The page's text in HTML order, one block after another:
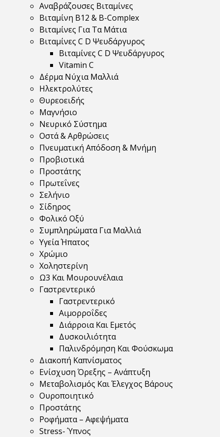
Αναβράζουσες Βιταμίνες
Βιταμίνη B12 & Β-Complex
Βιταμίνες Για Τα Μάτια
Βιταμίνες C D Ψευδάργυρος
Βιταμίνες C D Ψευδάργυρος
Vitamin C
Δέρμα Νύχια Μαλλιά
Ηλεκτρολύτες
Θυρεοειδής
Μαγνήσιο
Νευρικό Σύστημα
Οστά & Αρθρώσεις
Πνευματική Απόδοση & Μνήμη
Προβιοτικά
Προστάτης
Πρωτεΐνες
Σελήνιο
Σίδηρος
Φολικό Οξύ
Συμπληρώματα Για Μαλλιά
Υγεία Ήπατος
Χρώμιο
Χοληστερίνη
Ω3 Και Μουρουνέλαια
Γαστρεντερικό
Γαστρεντερικό
Αιμορροΐδες
Διάρροια Και Εμετός
Δυσκοιλιότητα
Παλινδρόμηση Και Φούσκωμα
Διακοπή Καπνίσματος
Ενίσχυση Όρεξης – Ανάπτυξη
Μεταβολισμός Και Έλεγχος Βάρους
Ουροποιητικό
Προστάτης
Ροφήματα – Αφεψήματα
Stress- Ύπνος